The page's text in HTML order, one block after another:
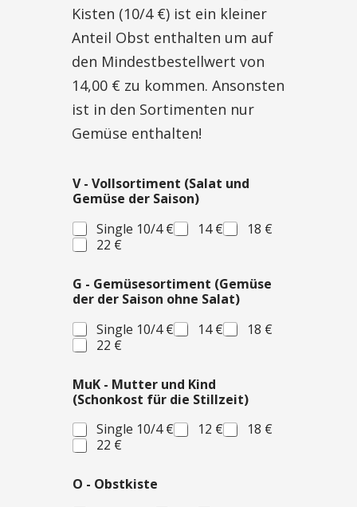
Kisten (10/4 €) ist ein kleiner
Anteil Obst enthalten um auf
den Mindestbestellwert von
14,00 € zu kommen. Ansonsten
ist in den Sortimenten nur
Gemüse enthalten!
V - Vollsortiment (Salat und
Gemüse der Saison)
Single 10/4 €
14 €
18 €
22 €
G - Gemüsesortiment (Gemüse
der der Saison ohne Salat)
Single 10/4 €
14 €
18 €
22 €
MuK - Mutter und Kind
(Schonkost für die Stillzeit)
Single 10/4 €
12 €
18 €
22 €
O - Obstkiste